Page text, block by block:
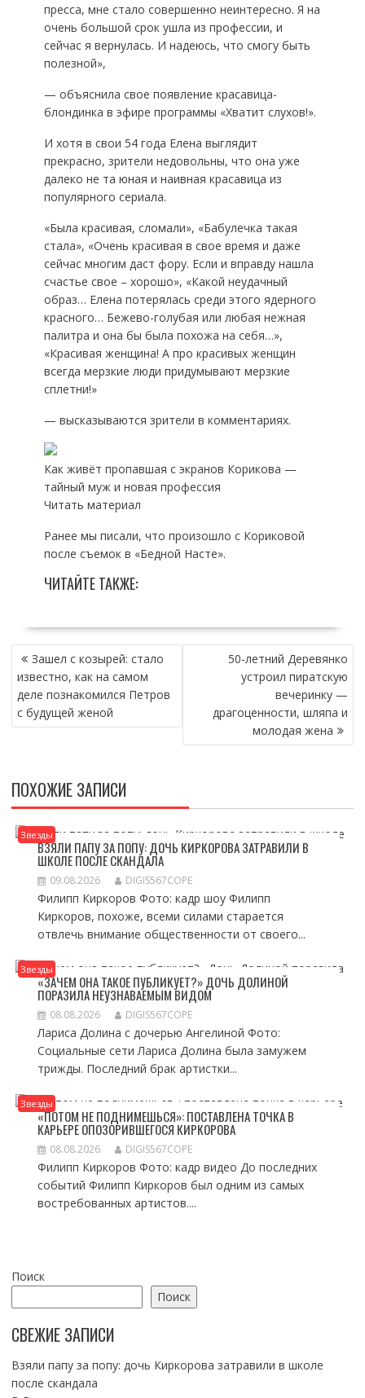
пресса, мне стало совершенно неинтересно. Я на
очень большой срок ушла из профессии, и
сейчас я вернулась. И надеюсь, что смогу быть
полезной»,
— объяснила свое появление красавица-
блондинка в эфире программы «Хватит слухов!».
И хотя в свои 54 года Елена выглядит
прекрасно, зрители недовольны, что она уже
далеко не та юная и наивная красавица из
популярного сериала.
«Была красивая, сломали», «Бабулечка такая
стала», «Очень красивая в свое время и даже
сейчас многим даст фору. Если и вправду нашла
счастье свое – хорошо», «Какой неудачный
образ… Елена потерялась среди этого ядерного
красного… Бежево-голубая или любая нежная
палитра и она бы была похожа на себя…»,
«Красивая женщина! А про красивых женщин
всегда мерзкие люди придумывают мерзкие
сплетни!»
— высказываются зрители в комментариях.
Как живёт пропавшая с экранов Корикова —
тайный муж и новая профессия
Читать материал
Ранее мы писали, что произошло с Кориковой
после съемок в «Бедной Насте».
ЧИТАЙТЕ ТАКЖЕ:
НАВИГАЦИЯ
ПО
ЗАПИСЯМ
Зашел с козырей: стало
известно, как на самом
деле познакомился Петров
с будущей женой
50-летний Деревянко
устроил пиратскую
вечеринку —
драгоценности, шляпа и
молодая жена
ПОХОЖИЕ ЗАПИСИ
Звезды
ВЗЯЛИ ПАПУ ЗА ПОПУ: ДОЧЬ КИРКОРОВА ЗАТРАВИЛИ В
ШКОЛЕ ПОСЛЕ СКАНДАЛА
09.08.2026 DIGIS567COPE
Филипп Киркоров Фото: кадр шоу Филипп
Киркоров, похоже, всеми силами старается
отвлечь внимание общественности от своего...
Звезды
«ЗАЧЕМ ОНА ТАКОЕ ПУБЛИКУЕТ?» ДОЧЬ ДОЛИНОЙ
ПОРАЗИЛА НЕУЗНАВАЕМЫМ ВИДОМ
08.08.2026 DIGIS567COPE
Лариса Долина с дочерью Ангелиной Фото:
Социальные сети Лариса Долина была замужем
трижды. Последний брак артистки...
Звезды
«ПОТОМ НЕ ПОДНИМЕШЬСЯ»: ПОСТАВЛЕНА ТОЧКА В
КАРЬЕРЕ ОПОЗОРИВШЕГОСЯ КИРКОРОВА
08.08.2026 DIGIS567COPE
Филипп Киркоров Фото: кадр видео До последних
событий Филипп Киркоров был одним из самых
востребованных артистов....
Поиск
Поиск
СВЕЖИЕ ЗАПИСИ
Взяли папу за попу: дочь Киркорова затравили в школе
после скандала